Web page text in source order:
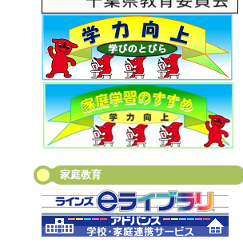
家庭教育